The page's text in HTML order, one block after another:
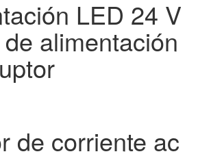
LED 24 V
alimentación
de corriente ac